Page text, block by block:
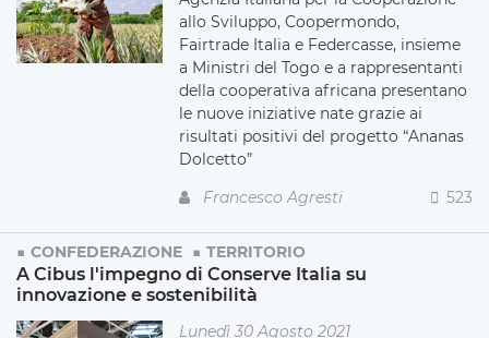
allo Sviluppo, Coopermondo,
Fairtrade Italia e Federcasse, insieme
a Ministri del Togo e a rappresentanti
della cooperativa africana presentano
le nuove iniziative nate grazie ai
risultati positivi del progetto “Ananas
Dolcetto”
Francesco Agresti
523
CONFEDERAZIONE TERRITORIO
A Cibus l'impegno di Conserve Italia su
innovazione e sostenibilità
Lunedì 30 Agosto 2021